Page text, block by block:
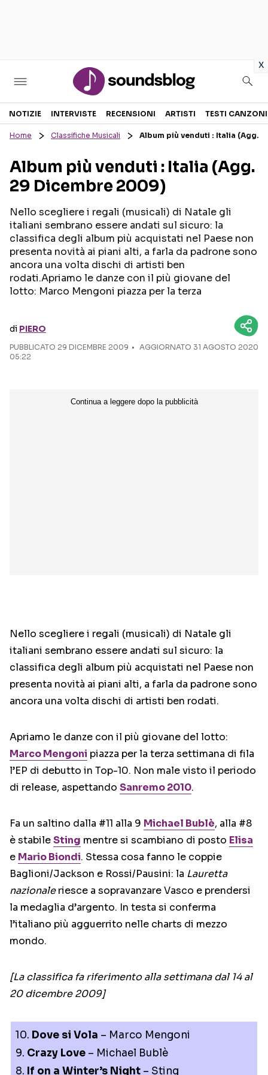
x
Sezioni
RECENSIONI MUSICALI
INTERVISTE
GOSSIP E CURIOSITÀ
TESTI CANZONI
TOUR ED EVENTI
TALENT SHOW
Seguici sui social
NOTIZIE INTERVISTE RECENSIONI ARTISTI TESTI CANZONI
Home Classifiche Musicali Album più venduti : Italia (Agg.
Album più venduti : Italia (Agg.
29 Dicembre 2009)
Nello scegliere i regali (musicali) di Natale gli
italiani sembrano essere andati sul sicuro: la
classifica degli album più acquistati nel Paese non
presenta novità ai piani alti, a farla da padrone sono
ancora una volta dischi di artisti ben
rodati.Apriamo le danze con il più giovane del
lotto: Marco Mengoni piazza per la terza
di PIERO
PUBBLICATO 29 DICEMBRE 2009
AGGIORNATO 31 AGOSTO 2020
05:22
Nello scegliere i regali (musicali) di Natale gli
italiani sembrano essere andati sul sicuro: la
classifica degli album più acquistati nel Paese non
presenta novità ai piani alti, a farla da padrone sono
ancora una volta dischi di artisti ben rodati.
Apriamo le danze con il più giovane del lotto:
Marco Mengoni piazza per la terza settimana di fila
l’EP di debutto in Top-10. Non male visto il periodo
di release, aspettando Sanremo 2010.
Fa un saltino dalla #11 alla 9 Michael Bublè, alla #8
è stabileSting mentre si scambiano di posto Elisa
e Mario Biondi. Stessa cosa fanno le coppie
Baglioni/Jackson e Rossi/Pausini: la Lauretta
nazionaleriesce a sopravanzare Vasco e prendersi
la medaglia d’argento. In testa si conferma
l’italiano più agguerrito nelle charts di mezzo
mondo.
[La classifica fa riferimento alla settimana dal 14 al
20 dicembre 2009]
10. Dove si Vola – Marco Mengoni
9. Crazy Love – Michael Bublè
8. If on a Winter’s Night – Sting